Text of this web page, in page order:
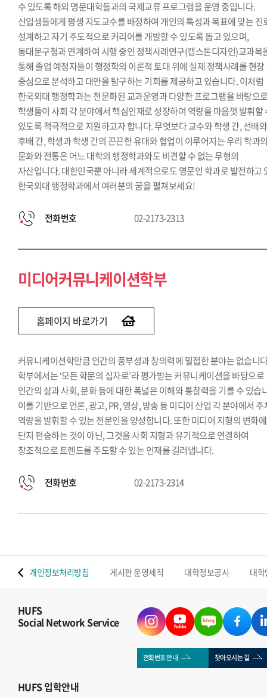
수 있도록 해외 명문대학들과의 국제교류 프로그램을 운영 중입니다.
신입생들에게 평생 지도교수를 배정하여 개인의 특성과 목표에 맞는 진
설계하고 자기 주도적으로 커리어를 개발할 수 있도록 돕고 있으며,
동대문구청과 연계하여 시행 중인 정책사례연구(캡스톤디자인)교과목
통해 졸업 예정자들이 행정학의 이론적 토대 위에 실제 정책사례를 현장
중심으로 분석하고 대안을 탐구하는 기회를 제공하고 있습니다. 이처럼
한국외대 행정학과는 전문화된 교과운영과 다양한 프로그램을 바탕으
학생들이 사회 각 분야에서 핵심인재로 성장하여 역량을 마음껏 발휘할
있도록 적극적으로 지원하고자 합니다. 무엇보다 교수와 학생 간, 선배와
후배 간, 학생과 학생 간의 끈끈한 유대와 협업이 이루어지는 우리 학과
문화와 전통은 어느 대학의 행정학과와도 비견할 수 없는 무형의
자산입니다. 대한민국뿐 아니라 세계적으로도 명문인 학과로 발전하고
한국외대 행정학과에서 여러분의 꿈을 펼쳐보세요!
전화번호 02-2173-2313
미디어커뮤니케이션학부
홈페이지 바로가기
커뮤니케이션학만큼 인간의 풍부성과 창의력에 밀접한 분야는 없습니
학부에서는 ‘모든 학문의 십자로’라 평가받는 커뮤니케이션을 바탕으로
인간의 삶과 사회, 문화 등에 대한 폭넓은 이해와 통찰력을 기를 수 있습
이를 기반으로 언론, 광고, PR, 영상, 방송 등 미디어 산업 각 분야에서
역량을 발휘할 수 있는 전문인을 양성합니다. 또한 미디어 지형의 변화에
단지 편승하는 것이 아닌, 그것을 사회 지형과 유기적으로 연결하여
창조적으로 트렌드를 주도할 수 있는 인재를 길러냅니다.
전화번호 02-2173-2314
개인정보처리방침 게시판 운영세칙 대학정보공시 대
HUFS
Social Network Service
전화번호 안내 찾아오시는 길
HUFS입학안내